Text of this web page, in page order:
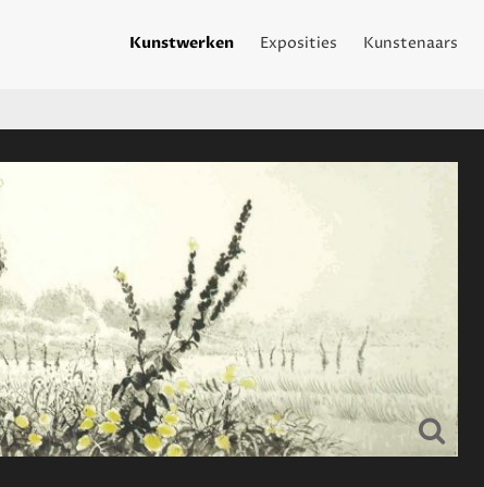
Kunstwerken Exposities Kunstenaars